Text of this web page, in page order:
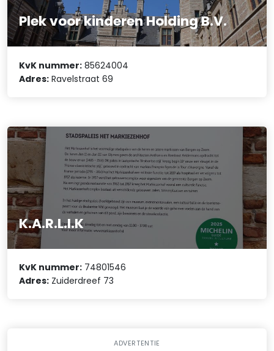
Plek voor kinderen Holding B.V.
KvK nummer: 85624004
Adres: Ravelstraat 69
K.A.R.L.I.K
KvK nummer: 74801546
Adres: Zuiderdreef 73
ADVERTENTIE